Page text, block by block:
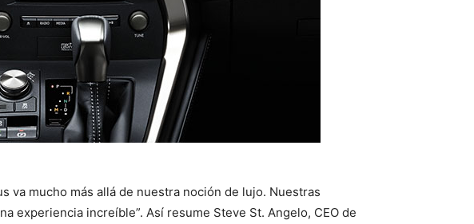
va mucho más allá de nuestra noción de lujo. Nuestras
experiencia increíble”. Así resume Steve St. Angelo, CEO de